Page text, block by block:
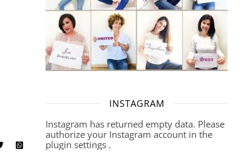
INSTAGRAM
Instagram has returned empty data. Please
authorize your Instagram account in the
plugin settings .